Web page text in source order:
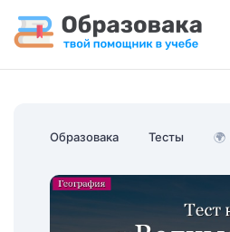
Образовака Тесты 🌍